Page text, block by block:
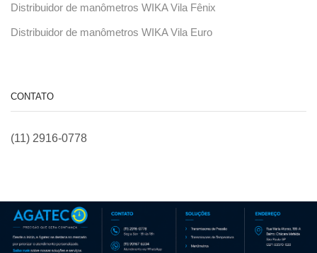
Distribuidor de manômetros WIKA Vila Fênix
Distribuidor de manômetros WIKA Vila Euro
CONTATO
(11) 2916-0778